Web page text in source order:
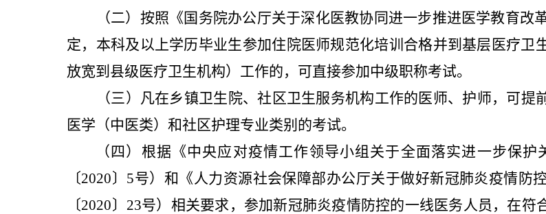
（二）按照《国务院办公厅关于深化医教协同进一步推进医学教育
定，本科及以上学历毕业生参加住院医师规范化培训合格并到基层医疗卫
放宽到县级医疗卫生机构）工作的，可直接参加中级职称考试。
（三） 凡在乡镇卫生院、社区卫生服务机构工作的医师、护师，可
医学（中医类） 和社区护理专业类别的考试。
（四）根据《中央应对疫情工作领导小组关于全面落实进一步保
〔2020〕5号）和《人力资源社会保障部办公厅关于做好新冠肺炎疫情
〔2020〕23号）相关要求，参加新冠肺炎疫情防控的一线医务人员，在